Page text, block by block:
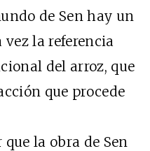
de Sen hay un
la referencia
del arroz, que
que procede
la obra de Sen